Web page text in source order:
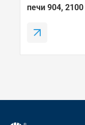
печи 904,